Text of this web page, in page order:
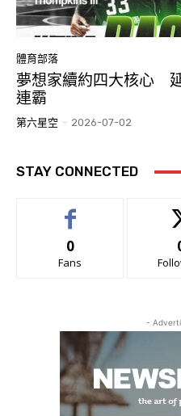
體育部落
夢想家續約四大核心
連霸
第六星空 - 2026-07-02
STAY CONNECTED
0
Fans
-